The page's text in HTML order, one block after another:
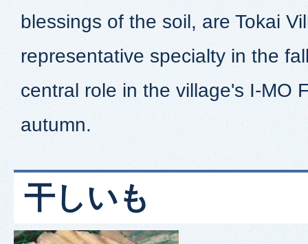
blessings of the soil, are Tokai
representative specialty in the
central role in the village's I-MO
autumn.
干しいも